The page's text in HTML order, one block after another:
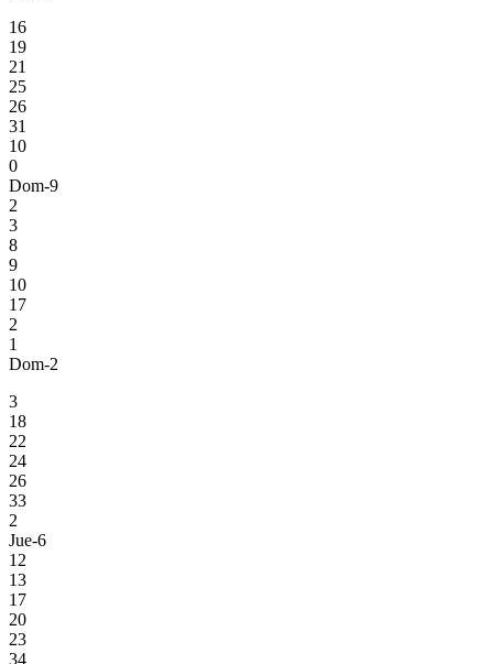
16
19
21
25
26
31
10
0
Dom-9
2
3
8
9
10
17
2
1
Dom-2
3
18
22
24
26
33
2
Jue-6
12
13
17
20
23
34